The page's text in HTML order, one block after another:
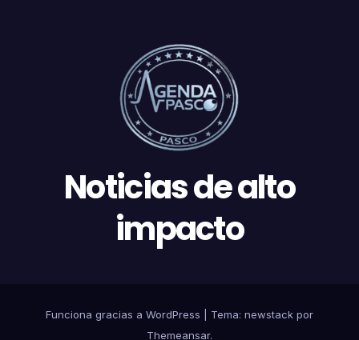
Noticias de alto
impacto
Funciona gracias a WordPress
Tema: newstack por
Themeansar.